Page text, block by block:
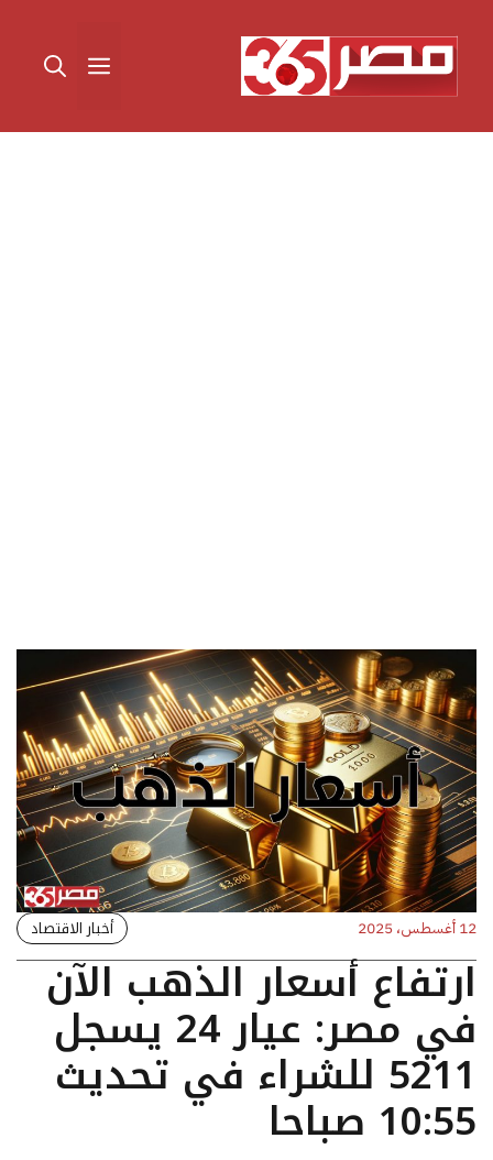
المحتوى القائمة
12 أغسطس، 2025 أخبار الاقتصاد
ارتفاع أسعار الذهب الآن
في مصر: عيار 24 يسجل
5211 للشراء في تحديث
10:55 صباحا